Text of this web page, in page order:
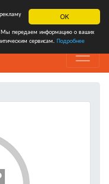
OK
Мы передаем информацию о ваших
сервисам. Подробнее